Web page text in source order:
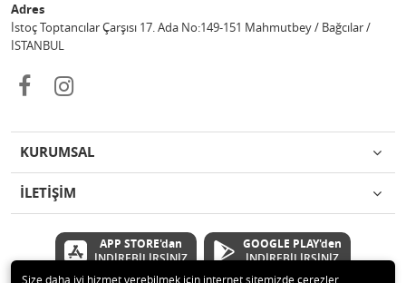
Adres
İstoç Toptancılar Çarşısı 17. Ada No:149-151 Mahmutbey / Bağcılar /
İSTANBUL
KURUMSAL
İLETİŞİM
APP STORE'dan
İNDİREBİLİRSİNİZ
GOOGLE PLAY'den
İNDİREBİLİRSİNİZ
Size daha iyi hizmet verebilmek için internet sitemizde çerezler